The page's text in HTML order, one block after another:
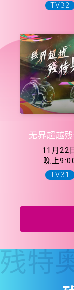
TV32
无界超越
11月22
晚上
TV31
残特